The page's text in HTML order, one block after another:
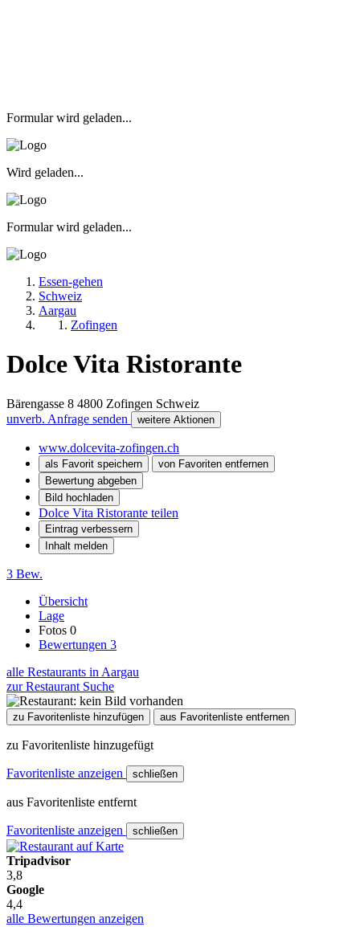
Formular wird geladen...
Wird geladen...
Formular wird geladen...
Essen-gehen
Schweiz
Aargau
Zofingen
Dolce Vita Ristorante
Bärengasse 8 4800 Zofingen Schweiz
unverb. Anfrage senden
weitere Aktionen
www.dolcevita-zofingen.ch
als Favorit speichern
von Favoriten entfernen
Bewertung abgeben
Bild hochladen
Dolce Vita Ristorante teilen
Eintrag verbessern
Inhalt melden
3 Bew.
Übersicht
Lage
Fotos 0
Bewertungen 3
alle Restaurants in Aargau
zur Restaurant Suche
zu Favoritenliste hinzufügen aus Favoritenliste entfernen
zu Favoritenliste hinzugefügt
Favoritenliste anzeigen schließen
aus Favoritenliste entfernt
Favoritenliste anzeigen schließen
Tripadvisor
3,8
Google
4,4
alle Bewertungen anzeigen